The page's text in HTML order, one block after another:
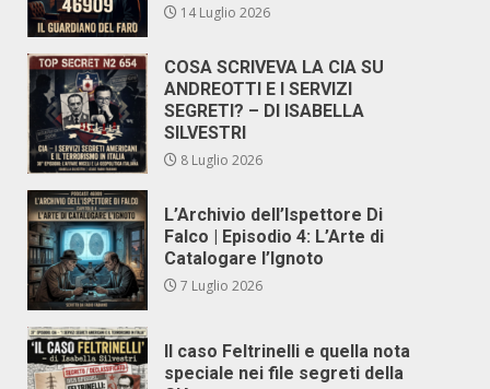
14 Luglio 2026
COSA SCRIVEVA LA CIA SU
ANDREOTTI E I SERVIZI
SEGRETI? – DI ISABELLA
SILVESTRI
8 Luglio 2026
L’Archivio dell’Ispettore Di
Falco | Episodio 4: L’Arte di
Catalogare l’Ignoto
7 Luglio 2026
Il caso Feltrinelli e quella nota
speciale nei file segreti della